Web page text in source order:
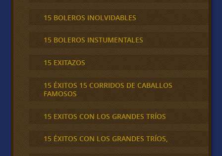
15 BOLEROS INOLVIDABLES
15 BOLEROS INSTUMENTALES
15 EXITAZOS
15 ÉXITOS 15 CORRIDOS DE CABALLOS
FAMOSOS
15 EXITOS CON LOS GRANDES TRÍOS
15 ÉXITOS CON LOS GRANDES TRÍOS,